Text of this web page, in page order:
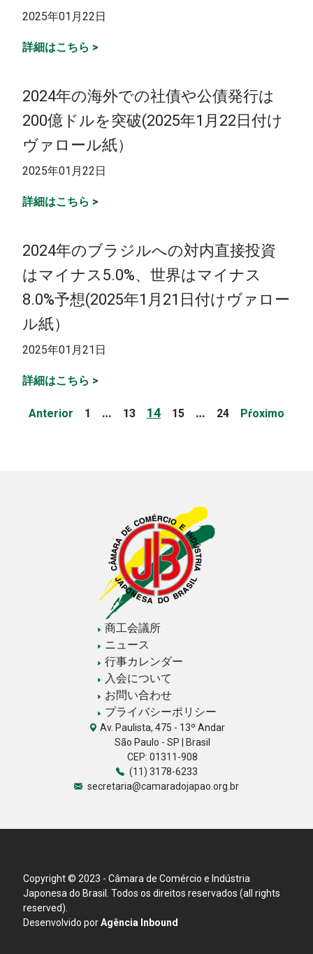
2025年01月22日
詳細はこちら >
2024年の海外での社債や公債発行は
200億ドルを突破(2025年1月22日付け
ヴァロール紙）
2025年01月22日
詳細はこちら >
2024年のブラジルへの対内直接投資
はマイナス5.0%、世界はマイナス
8.0%予想(2025年1月21日付けヴァロー
ル紙）
2025年01月21日
詳細はこちら >
Anterior Page
1 … Page
13 Page
14 Page
15 … Page
24 Pŕoximo
商工会議所
ニュース
行事カレンダー
入会について
お問い合わせ
プライバシーポリシー
Av. Paulista, 475 - 13º Andar
São Paulo - SP | Brasil
CEP: 01311-908
(11) 3178-6233
secretaria@camaradojapao.org.br
Copyright © 2023 - Câmara de Comércio e Indústria
Japonesa do Brasil. Todos os direitos reservados (all rights
reserved).
Desenvolvido porAgência Inbound